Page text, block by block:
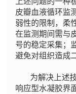
皮瓣血液循环监
弱性的限制，柔
在监测期间需与
号的稳定采集；
避免对组织造成
为解决上述
响应型水凝胶界